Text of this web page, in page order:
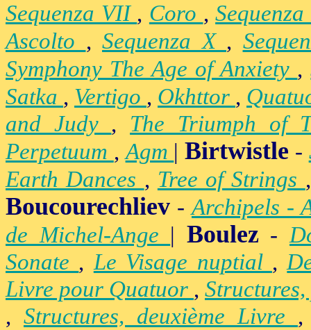
Sequenza VII , Coro ,
Ascolto , Sequenza X ,
Symphony The Age of Anxiety ,
Satka , Vertigo , Okhttor ,
and Judy , The Triumph of
Perpetuum ,Agm |Birtwistle -
Earth Dances , Tree of Strings
Boucourechliev -Archipels -
de Michel-Ange | Boulez-
Sonate ,Le Visage nuptial ,
Livre pour Quatuor ,
, Structures, deuxième Livre